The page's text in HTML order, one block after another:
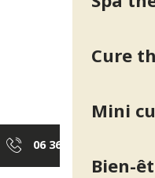
Cure
Mini
Bien-
06 36 02 55